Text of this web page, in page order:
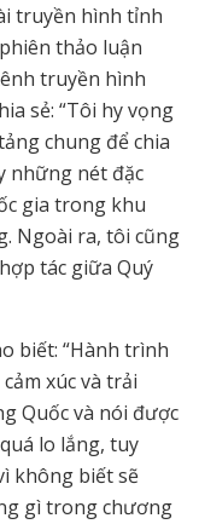
truyền hình tỉnh
thảo luận
truyền hình
sẻ: “Tôi hy vọng
chung để chia
những nét đặc
gia trong khu
Ngoài ra, tôi cũng
tác giữa Quý
biết: “Hành trình
xúc và trải
Quốc và nói được
lo lắng, tuy
không biết sẽ
gì trong chương